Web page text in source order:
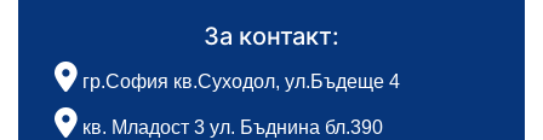
За контакт:
гр.София кв.Суходол, ул.Бъдеще 4
кв. Младост 3 ул. Бъднина бл.390